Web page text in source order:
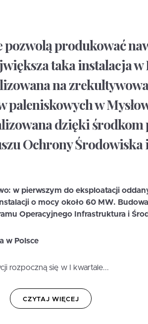
pozwolą produkować
taka instalacja w
na
paleniskowych w
dzięki środkom
Ochrony Środowiska
w pierwszym do eksploatacji
o mocy około 60 MW.
Operacyjnego Infrastruktura i
w Polsce
rozpoczną się w I kwartale...
CZYTAJ WIĘCEJ